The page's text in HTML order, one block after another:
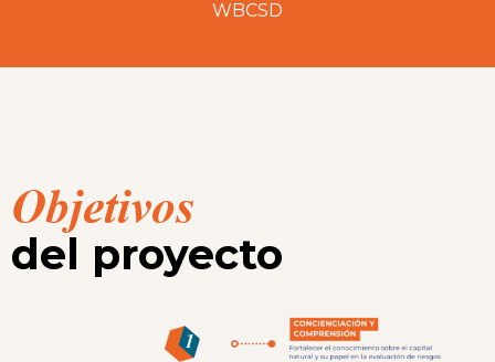
WBCSD
Objetivos
del proyecto